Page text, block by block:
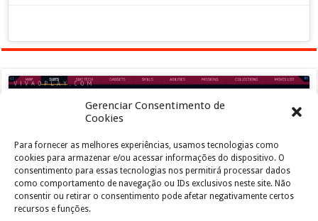
Gerenciar Consentimento de
Cookies
Para fornecer as melhores experiências, usamos tecnologias como
cookies para armazenar e/ou acessar informações do dispositivo. O
consentimento para essas tecnologias nos permitirá processar dados
como comportamento de navegação ou IDs exclusivos neste site. Não
consentir ou retirar o consentimento pode afetar negativamente certos
recursos e funções.
Clique para aceitar os cookies marketing e
ativar este conteúdo